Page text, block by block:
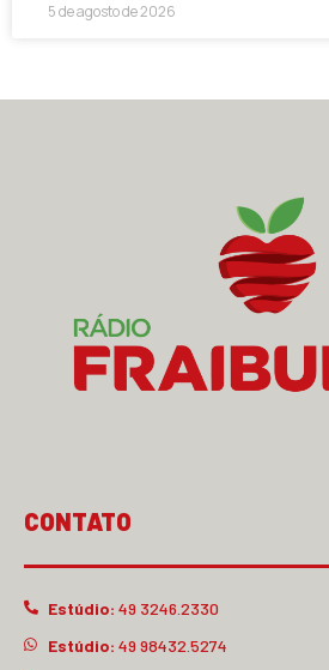
5 de agosto de 2026
CONTATO
Estúdio: 49 3246.2330
Estúdio: 49 98432.5274